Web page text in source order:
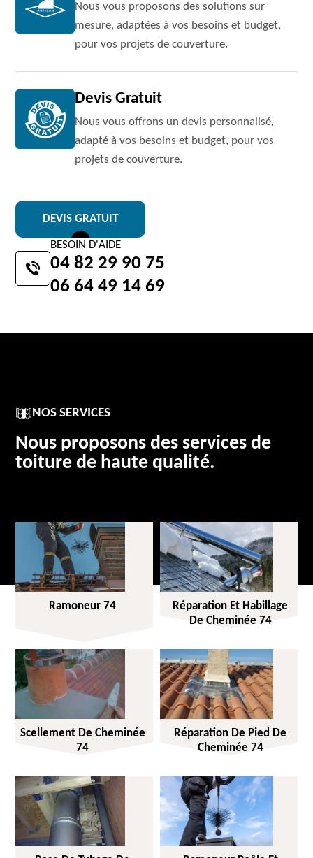
Nous vous proposons des solutions sur
mesure, adaptées à vos besoins et budget,
pour vos projets de couverture.
Devis Gratuit
Nous vous offrons un devis personnalisé,
adapté à vos besoins et budget, pour vos
projets de couverture.
DEVIS GRATUIT
BESOIN D'AIDE
04 82 29 90 75
06 64 49 14 69
NOS SERVICES
Nous proposons des services de
toiture de haute qualité.
Ramoneur 74
Réparation Et Habillage
De Cheminée 74
Scellement De Cheminée
74
Réparation De Pied De
Cheminée 74